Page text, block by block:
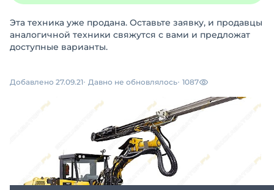
Эта техника уже продана. Оставьте заявку, и продавцы
аналогичной техники свяжутся с вами и предложат
доступные варианты.
Добавлено 27.09.21 Давно не обновлялось 1087